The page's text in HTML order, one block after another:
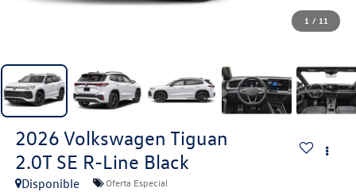
1 / 11
2026 Volkswagen Tiguan
2.0T SE R-Line Black
Disponible Oferta Especial